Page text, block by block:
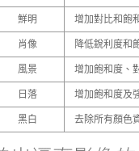
鮮明 增加對比和飽
肖像 降低銳利度和
風景 增加飽和度、
日落 增加飽和度及
黑白 去除所有顏色